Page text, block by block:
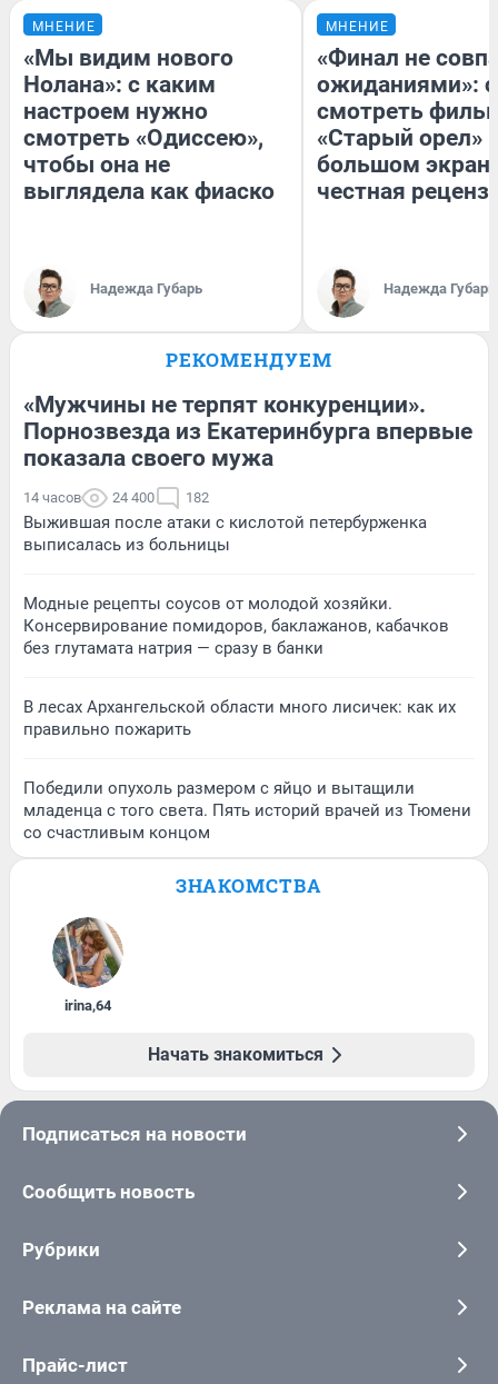
МНЕНИЕ
«Мы видим нового
Нолана»: с каким
настроем нужно
смотреть «Одиссею»,
чтобы она не
выглядела как фиаско
Надежда Губарь
МНЕНИЕ
«Финал не
ожиданиями»:
смотреть
«Старый орел»
большом
честная
Надежда Губарь
РЕКОМЕНДУЕМ
«Мужчины не терпят конкуренции».
Порнозвезда из Екатеринбурга впервые
показала своего мужа
14 часов 24 400 182
Выжившая после атаки с кислотой петербурженка
выписалась из больницы
Модные рецепты соусов от молодой хозяйки.
Консервирование помидоров, баклажанов, кабачков
без глутамата натрия — сразу в банки
В лесах Архангельской области много лисичек: как их
правильно пожарить
Победили опухоль размером с яйцо и вытащили
младенца с того света. Пять историй врачей из Тюмени
со счастливым концом
ЗНАКОМСТВА
irina,64
Начать знакомиться
Подписаться на новости
Сообщить новость
Рубрики
Реклама на сайте
Прайс-лист